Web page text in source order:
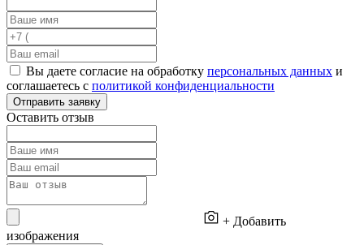
Вы даете согласие на обработку персональных данных и
соглашаетесь с политикой конфиденциальности
Отправить заявку
Оставить отзыв
+ Добавить
изображения